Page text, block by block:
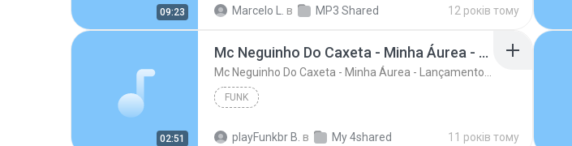
09:23 Marcelo L. в MP3 Shared 12 років тому
02:51
Mc Neguinho Do Caxeta - Minha Áurea - Lançamento 2015
FUNK
playFunkbr B. в My 4shared 11 років тому